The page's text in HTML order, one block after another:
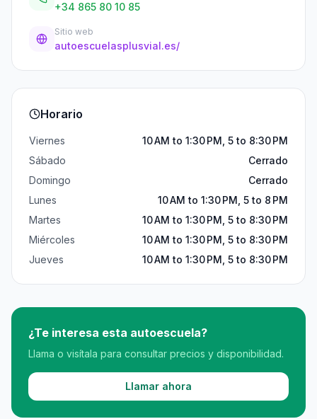
+34 865 80 10 85
Sitio web
autoescuelasplusvial.es/
Horario
Viernes
10 AM to 1:30 PM, 5 to 8:30 PM
Sábado
Cerrado
Domingo
Cerrado
Lunes
10 AM to 1:30 PM, 5 to 8 PM
Martes
10 AM to 1:30 PM, 5 to 8:30 PM
Miércoles
10 AM to 1:30 PM, 5 to 8:30 PM
Jueves
10 AM to 1:30 PM, 5 to 8:30 PM
¿Te interesa esta autoescuela?
Llama o visítala para consultar precios y disponibilidad.
Llamar ahora